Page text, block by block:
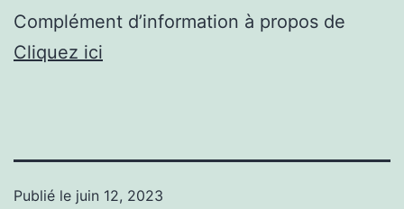
Complément d’information à propos de
Cliquez ici
Publié le juin 12, 2023